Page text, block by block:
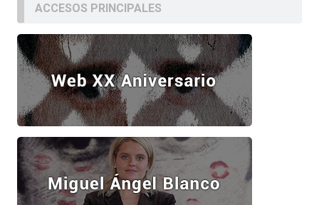
ACCESOS PRINCIPALES